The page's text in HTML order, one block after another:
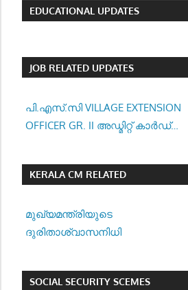
EDUCATIONAL UPDATES
JOB RELATED UPDATES
പി.എസ്.സി VILLAGE EXTENSION
OFFICER GR. II അഡ്മിറ്റ് കാർഡ്
KERALA CM RELATED
മുഖ്യമന്ത്രിയുടെ
ദുരിതാശ്വാസനിധി
SOCIAL SECURITY SCEMES